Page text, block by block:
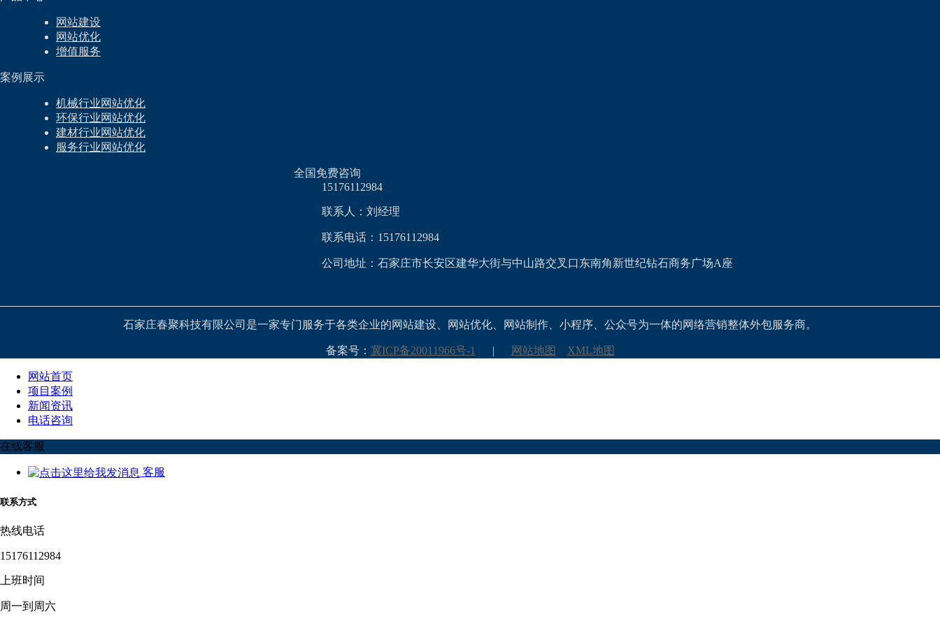
网站建设
网站优化
增值服务
案例展示
机械行业网站优化
环保行业网站优化
建材行业网站优化
服务行业网站优化
全国免费咨询
15176112984
联系人：刘经理
联系电话：15176112984
公司地址：石家庄市长安区建华大街与中山路交叉口东南角新世纪钻石商务广场A座
石家庄春聚科技有限公司是一家专门服务于各类企业的网站建设、网站优化、网站制作、小程序、公众号为一体的网络营销整体外包服务商。
备案号： 冀ICP备20011966号-1 | 网站地图 XML地图
网站首页
项目案例
新闻资讯
电话咨询
在线客服
客服
联系方式
热线电话
15176112984
上班时间
周一到周六